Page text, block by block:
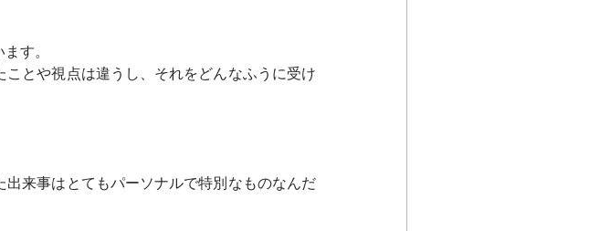
す。
とや視点は違うし、それをどんなふうに受け
来事はとてもパーソナルで特別なものなんだ